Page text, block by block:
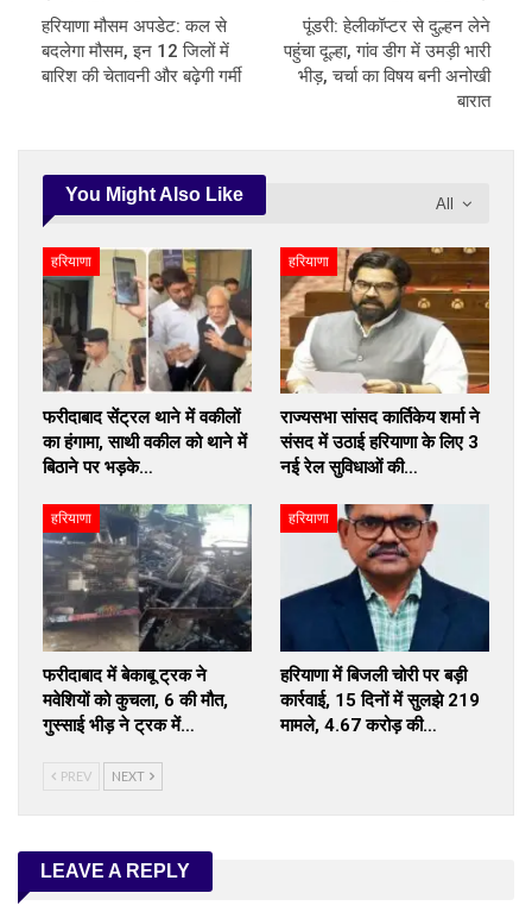
हरियाणा मौसम अपडेट: कल से
बदलेगा मौसम, इन 12 जिलों में
बारिश की चेतावनी और बढ़ेगी गर्मी
पूंडरी: हेलीकॉप्टर से दुल्हन लेने
पहुंचा दूल्हा, गांव डीग में उमड़ी भारी
भीड़, चर्चा का विषय बनी अनोखी
बारात
All
You Might Also Like
हरियाणा
फरीदाबाद सेंट्रल थाने में वकीलों
का हंगामा, साथी वकील को थाने में
बिठाने पर भड़के…
हरियाणा
राज्यसभा सांसद कार्तिकेय शर्मा ने
संसद में उठाई हरियाणा के लिए 3
नई रेल सुविधाओं की…
हरियाणा
फरीदाबाद में बेकाबू ट्रक ने
मवेशियों को कुचला, 6 की मौत,
गुस्साई भीड़ ने ट्रक में…
हरियाणा
हरियाणा में बिजली चोरी पर बड़ी
कार्रवाई, 15 दिनों में सुलझे 219
मामले, ₹4.67 करोड़ की…
PREV NEXT
LEAVE A REPLY